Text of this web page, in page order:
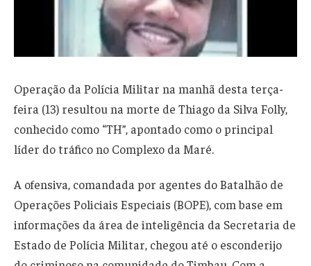
Operação da Polícia Militar na manhã desta terça-
feira (13) resultou na morte de Thiago da Silva Folly,
conhecido como “TH”, apontado como o principal
líder do tráfico no Complexo da Maré.
A ofensiva, comandada por agentes do Batalhão de
Operações Policiais Especiais (BOPE), com base em
informações da área de inteligência da Secretaria de
Estado de Polícia Militar, chegou até o esconderijo